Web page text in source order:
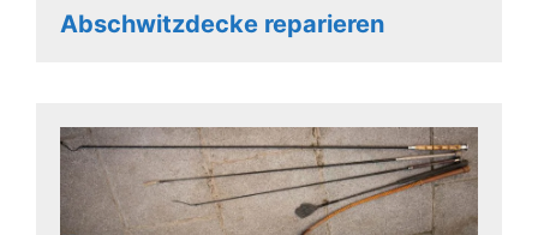
Abschwitzdecke reparieren